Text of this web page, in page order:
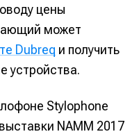
цены
может
Dubreq и получить
устройства.
Stylophone
NAMM 2017